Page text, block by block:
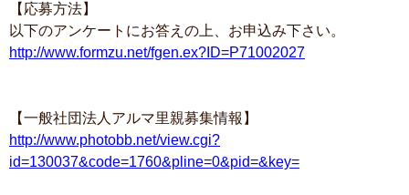
【応募方法】
以下のアンケートにお答えの上、お申込み下さい。
http://www.formzu.net/fgen.ex?ID=P71002027
【一般社団法人アルマ里親募集情報】
http://www.photobb.net/view.cgi?
id=130037&code=1760&pline=0&pid=&key=